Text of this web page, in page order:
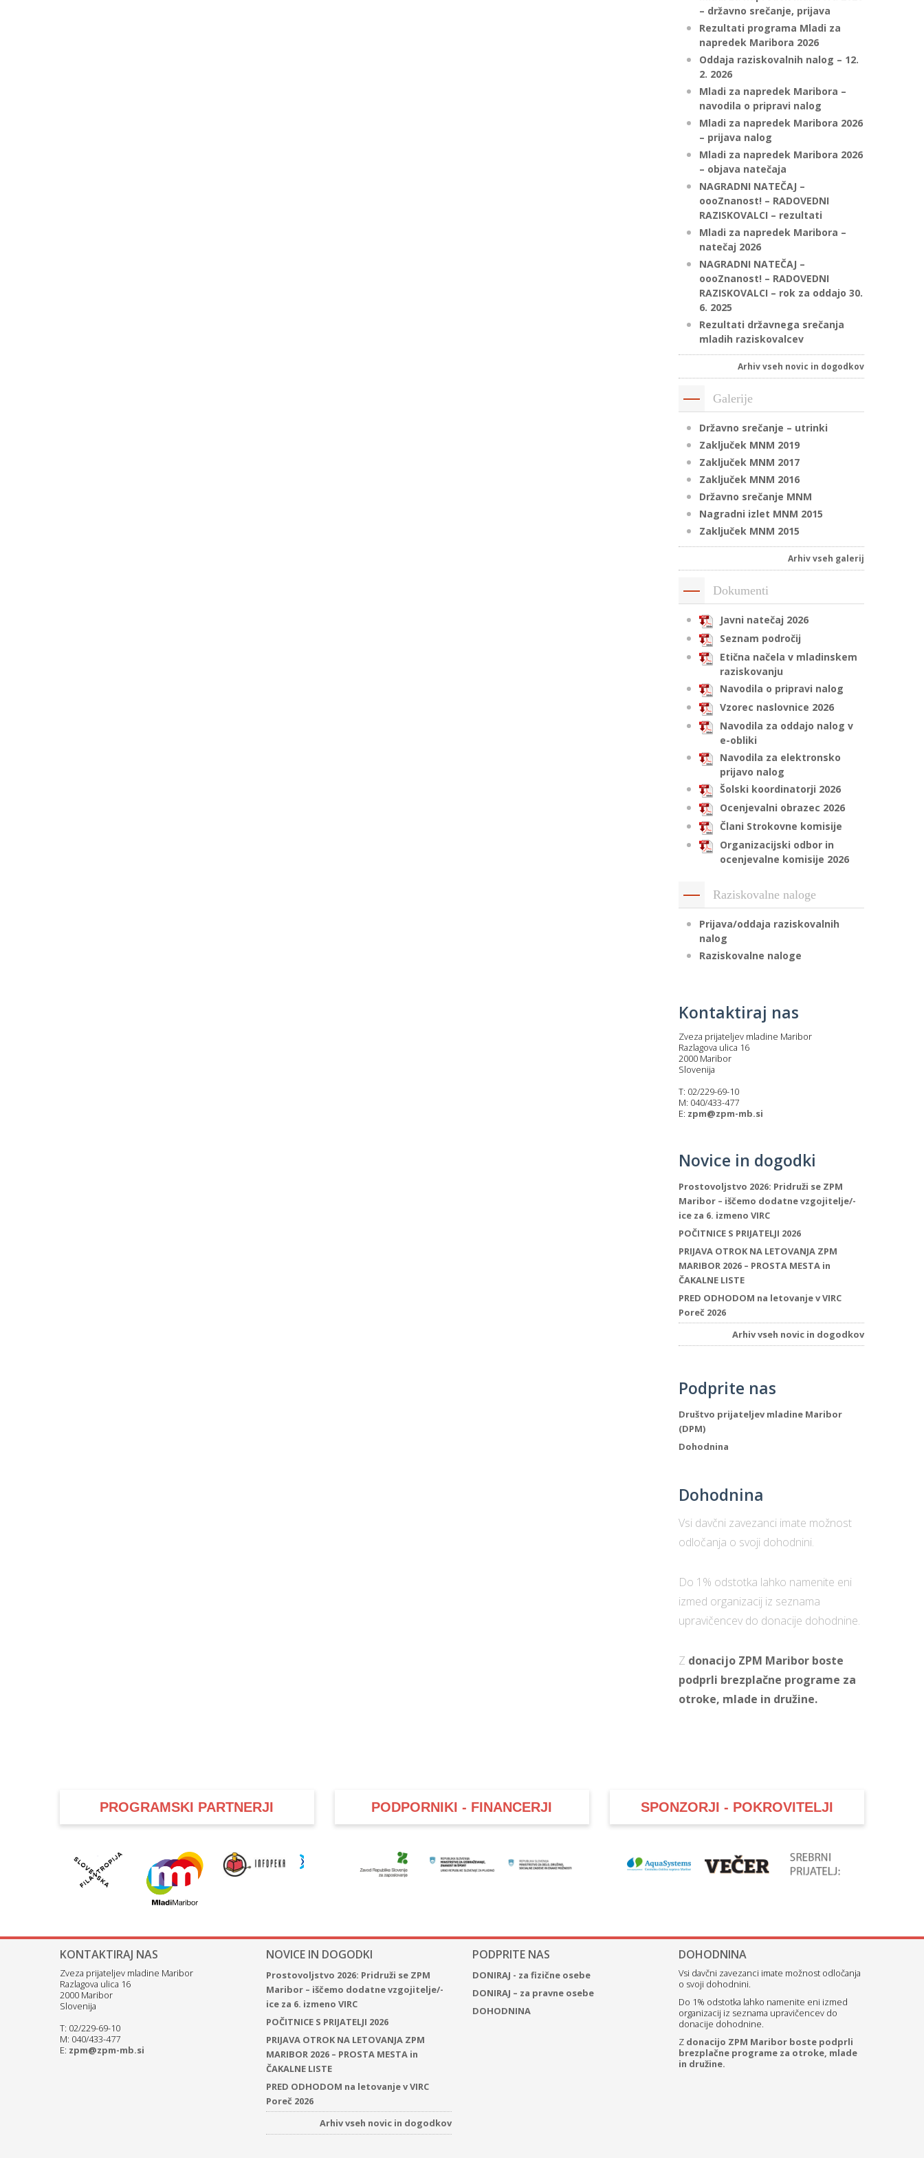
– državno srečanje, prijava
Rezultati programa Mladi za
napredek Maribora 2026
Oddaja raziskovalnih nalog – 12.
2. 2026
Mladi za napredek Maribora –
navodila o pripravi nalog
Mladi za napredek Maribora 2026
– prijava nalog
Mladi za napredek Maribora 2026
– objava natečaja
NAGRADNI NATEČAJ –
oooZnanost! – RADOVEDNI
RAZISKOVALCI – rezultati
Mladi za napredek Maribora –
natečaj 2026
NAGRADNI NATEČAJ –
oooZnanost! – RADOVEDNI
RAZISKOVALCI – rok za oddajo 30.
6. 2025
Rezultati državnega srečanja
mladih raziskovalcev
Arhiv vseh novic in dogodkov
Galerije
Državno srečanje – utrinki
Zaključek MNM 2019
Zaključek MNM 2017
Zaključek MNM 2016
Državno srečanje MNM
Nagradni izlet MNM 2015
Zaključek MNM 2015
Arhiv vseh galerij
Dokumenti
Javni natečaj 2026
Seznam področij
Etična načela v mladinskem
raziskovanju
Navodila o pripravi nalog
Vzorec naslovnice 2026
Navodila za oddajo nalog v
e-obliki
Navodila za elektronsko
prijavo nalog
Šolski koordinatorji 2026
Ocenjevalni obrazec 2026
Člani Strokovne komisije
Organizacijski odbor in
ocenjevalne komisije 2026
Raziskovalne naloge
Prijava/oddaja raziskovalnih
nalog
Raziskovalne naloge
Kontaktiraj nas
Zveza prijateljev mladine Maribor
Razlagova ulica 16
2000 Maribor
Slovenija
T: 02/229-69-10
M: 040/433-477
E: zpm@zpm-mb.si
Novice in dogodki
Prostovoljstvo 2026: Pridruži se ZPM
Maribor – iščemo dodatne vzgojitelje/-
ice za 6. izmeno VIRC
POČITNICE S PRIJATELJI 2026
PRIJAVA OTROK NA LETOVANJA ZPM
MARIBOR 2026 – PROSTA MESTA in
ČAKALNE LISTE
PRED ODHODOM na letovanje v VIRC
Poreč 2026
Arhiv vseh novic in dogodkov
Podprite nas
Društvo prijateljev mladine Maribor
(DPM)
Dohodnina
Dohodnina
Vsi davčni zavezanci imate možnost
odločanja o svoji dohodnini.
Do 1% odstotka lahko namenite eni
izmed organizacij iz seznama
upravičencev do donacije dohodnine.
Z donacijo ZPM Maribor boste
podprli brezplačne programe za
otroke, mlade in družine.
PROGRAMSKI PARTNERJI PODPORNIKI - FINANCERJI SPONZORJI - POKROVITELJI
KONTAKTIRAJ NAS
Zveza prijateljev mladine Maribor
Razlagova ulica 16
2000 Maribor
Slovenija
T: 02/229-69-10
M: 040/433-477
E: zpm@zpm-mb.si
NOVICE IN DOGODKI
Prostovoljstvo 2026: Pridruži se ZPM
Maribor – iščemo dodatne vzgojitelje/-
ice za 6. izmeno VIRC
POČITNICE S PRIJATELJI 2026
PRIJAVA OTROK NA LETOVANJA ZPM
MARIBOR 2026 – PROSTA MESTA in
ČAKALNE LISTE
PRED ODHODOM na letovanje v VIRC
Poreč 2026
Arhiv vseh novic in dogodkov
PODPRITE NAS
DONIRAJ - za fizične osebe
DONIRAJ – za pravne osebe
DOHODNINA
DOHODNINA
Vsi davčni zavezanci imate možnost odločanja
o svoji dohodnini.
Do 1% odstotka lahko namenite eni izmed
organizacij iz seznama upravičencev do
donacije dohodnine.
Z donacijo ZPM Maribor boste podprli
brezplačne programe za otroke, mlade
in družine.